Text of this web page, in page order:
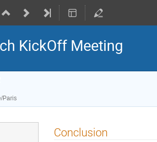
KickOff Meeting
Paris
Conclusion